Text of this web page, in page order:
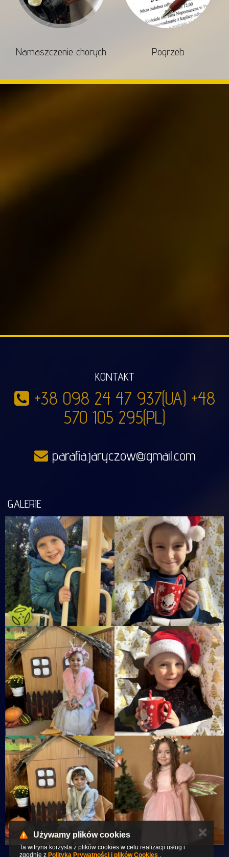
Namaszczenie chorych Pogrzeb
KONTAKT
+38 098 24 47 937(UA) +48
570 105 295(PL)
parafia.jaryczow@gmail.com
GALERIE
Używamy plików cookies
Ta witryna korzysta z plików cookies w celu realizacji usług i
zgodnie z Polityką Prywatności i plików Cookies .
✕